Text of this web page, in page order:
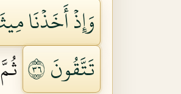
وَإِذۡ أَخَذۡنَا
تَتَّقُونَ ٦٣